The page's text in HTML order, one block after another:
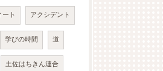
ト アクシデント
学びの時間 道
土佐はちきん連合